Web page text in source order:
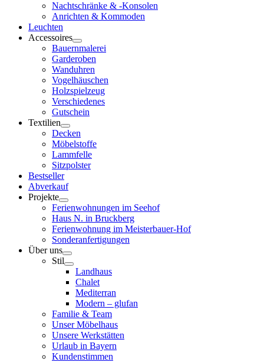
Nachtschränke & -Konsolen
Anrichten & Kommoden
Leuchten
Accessoires
Bauernmalerei
Garderoben
Wanduhren
Vogelhäuschen
Holzspielzeug
Verschiedenes
Gutschein
Textilien
Decken
Möbelstoffe
Lammfelle
Sitzpolster
Bestseller
Abverkauf
Projekte
Ferienwohnungen im Seehof
Haus N. in Bruckberg
Ferienwohnung im Meisterbauer-Hof
Sonderanfertigungen
Über uns
Stil
Landhaus
Chalet
Mediterran
Modern – glufan
Familie & Team
Unser Möbelhaus
Unsere Werkstätten
Urlaub in Bayern
Kundenstimmen